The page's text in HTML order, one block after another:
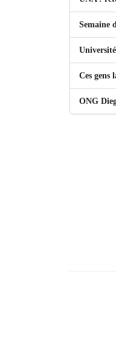
Semaine
Ces gens
ONG